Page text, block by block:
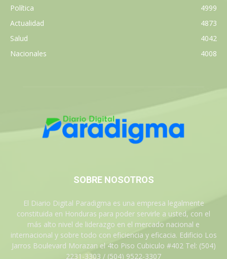
Política
4999
Actualidad
4873
Salud
4042
Nacionales
4008
SOBRE NOSOTROS
El Diario Digital Paradigma es una empresa legalmente
constituida en Honduras para poder servirle a usted, con el
más alto nivel de liderazgo en el mercado nacional e
internacional y sobre todo con eficiencia y eficacia. Edificio Los
Jarros Boulevard Morazan el 4to Piso Cubiculo #402 Tel: (504)
2231-3303 / (504) 9522-3307